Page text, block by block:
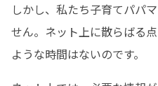
しかし、私たち子育てパパ
せん。ネット上に散らばる
ような時間はないのです。